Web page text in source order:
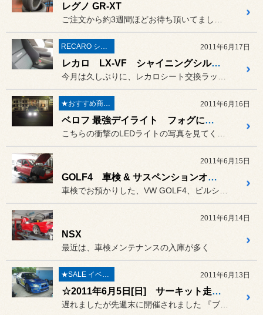
レグノ GR-XT
2011年6月17日
レカロ LX-VF シャイニングシルバー
2011年6月16日
ベロフ 最強デイライト フォグにも！
2011年6月15日
GOLF4 車検 & サスペンションオーバーホール
2011年6月14日
NSX
最近は、車検メンテナンスの入庫が多く
2011年6月13日
☆2011年6月5日[日] サーキット走行会 エビス 西コース☆